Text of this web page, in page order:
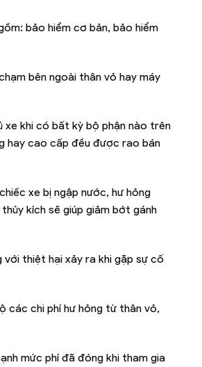
bảo hiểm cơ bản, bảo hiểm
bên ngoài thân vỏ hay máy
xe khi có bất kỳ bộ phận nào trên
hay cao cấp đều được rao bán
xe bị ngập nước, hư hỏng
kích sẽ giúp giảm bớt gánh
với thiệt hại xảy ra khi gặp sự cố
các chi phí hư hỏng từ thân vỏ,
mức phí đã đóng khi tham gia